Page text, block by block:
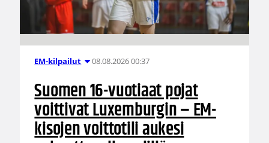
EM-kilpailut 08.08.2026 00:37
Suomen 16-vuotiaat pojat
voittivat Luxemburgin – EM-
kisojen voittotili aukesi